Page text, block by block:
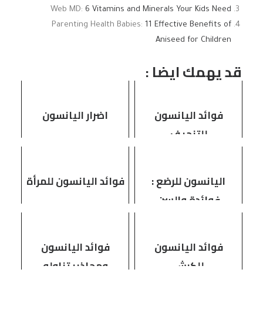
Web MD: 6 Vitamins and Minerals Your Kids Need
Parenting Health Babies: 11 Effective Benefits of
Aniseed for Children
قد يهمك ايضا :
فوائد اليانسون
للتنحيف
اضرار اليانسون
اليانسون للرضع :
فوائدة والسن
فوائد اليانسون للمرأة
فوائد اليانسون
للكرش
فوائد اليانسون
ومحاذير تناوله